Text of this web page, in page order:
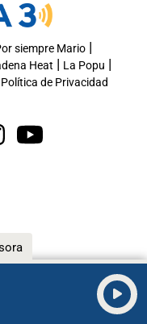
siempre Mario|
Heat | La Popu |
Política de Privacidad